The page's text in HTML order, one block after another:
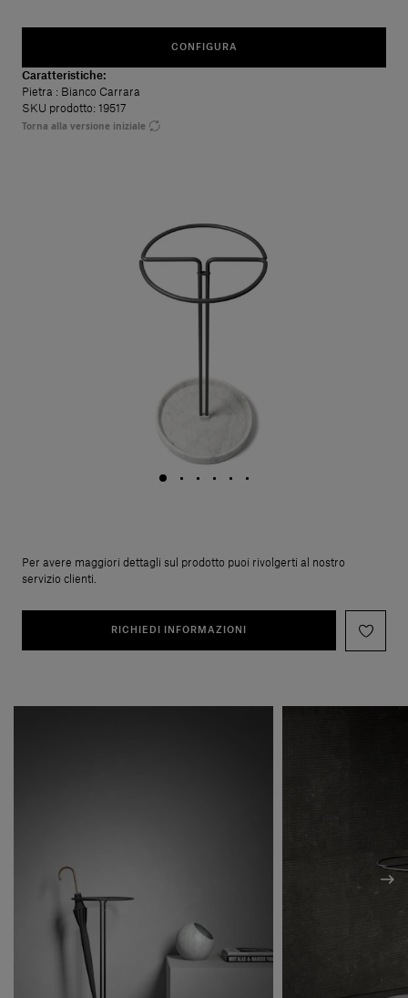
CONFIGURA
Caratteristiche:
Pietra : Bianco Carrara
SKU prodotto: 19517
Torna alla versione iniziale
Per avere maggiori dettagli sul prodotto puoi rivolgerti al nostro
servizio clienti.
RICHIEDI INFORMAZIONI